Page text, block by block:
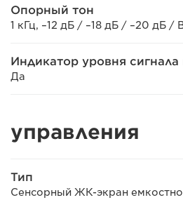
Опорный тон
1 кГц, –12 дБ / –18 дБ / –20 дБ /
Индикатор уровня
Да
управления
Тип
Сенсорный ЖК-экран